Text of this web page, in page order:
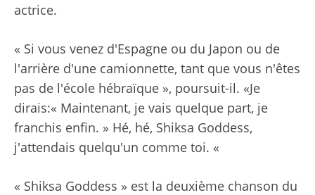
actrice.
« Si vous venez d'Espagne ou du Japon ou de
l'arrière d'une camionnette, tant que vous n'êtes
pas de l'école hébraïque », poursuit-il. «Je
dirais:« Maintenant, je vais quelque part, je
franchis enfin. » Hé, hé, Shiksa Goddess,
j'attendais quelqu'un comme toi. «
« Shiksa Goddess » est la deuxième chanson du